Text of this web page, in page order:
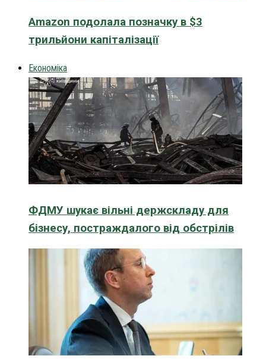
Amazon подолала позначку в $3
трильйони капіталізації
Економіка
ФДМУ шукає вільні держскладу для
бізнесу, постраждалого від обстрілів